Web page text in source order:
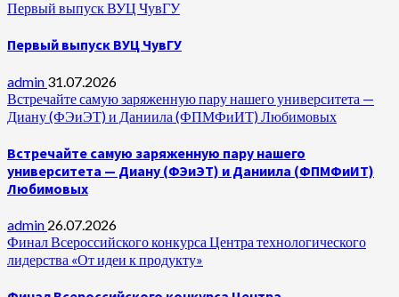
Первый выпуск ВУЦ ЧувГУ
Первый выпуск ВУЦ ЧувГУ
admin 31.07.2026
Встречайте самую заряженную пару нашего университета —
Диану (ФЭиЭТ) и Даниила (ФПМФиИТ) Любимовых
Встречайте самую заряженную пару нашего
университета — Диану (ФЭиЭТ) и Даниила (ФПМФиИТ)
Любимовых
admin 26.07.2026
Финал Всероссийского конкурса Центра технологического
лидерства «От идеи к продукту»